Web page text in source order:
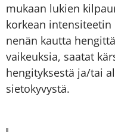
mukaan lukien
korkean
nenän kautta
vaikeuksia, saatat
hengityksestä ja/tai
sietokyvystä.